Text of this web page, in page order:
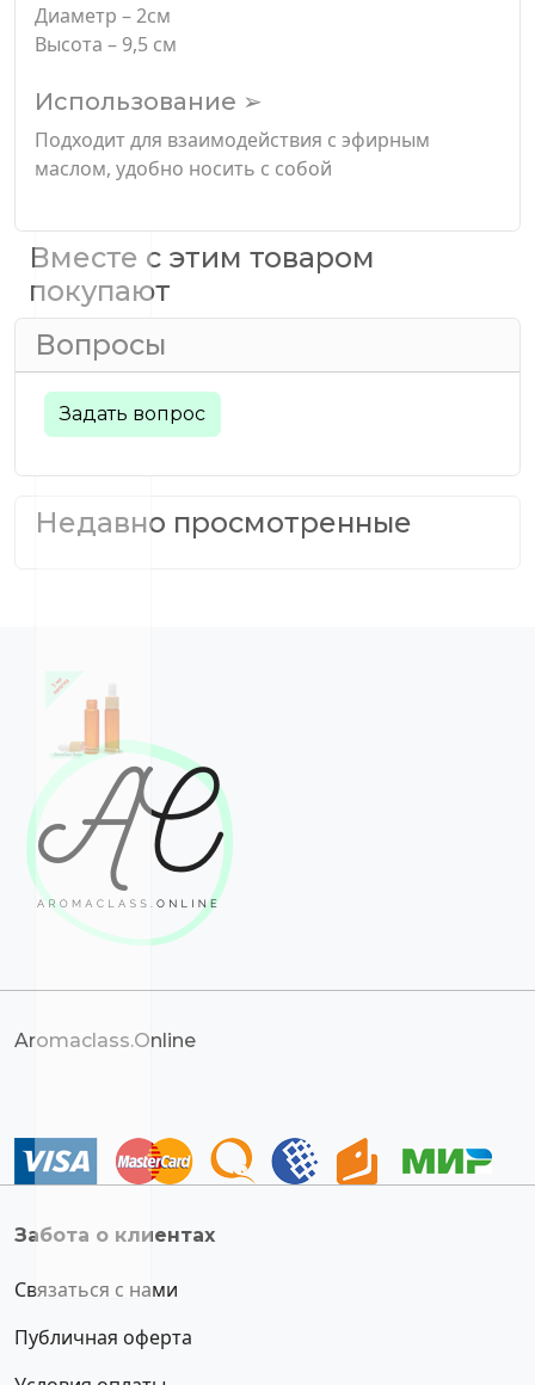
Диаметр – 2см
Высота – 9,5 см
Использование ➢
Подходит для взаимодействия с эфирным
маслом, удобно носить с собой
Вместе с этим товаром
покупают
Вопросы
Задать вопрос
Недавно просмотренные
Aromaclass.Online
Забота о клиентах
Связаться с нами
Публичная оферта